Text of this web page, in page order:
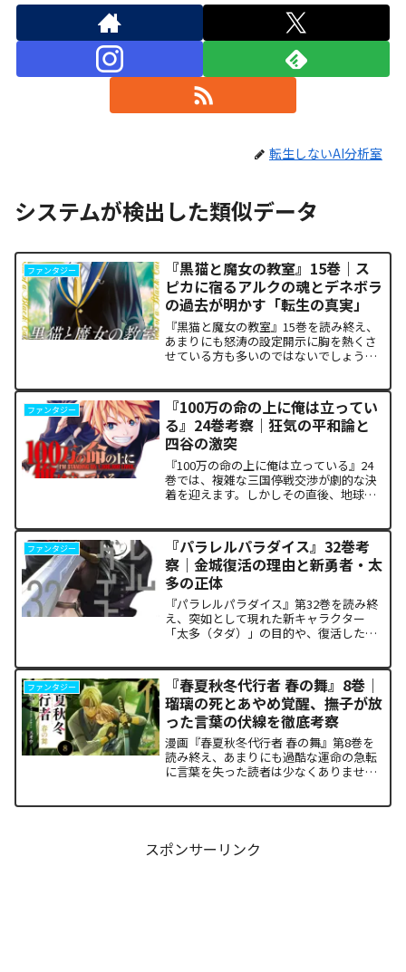
転生しないAI分析室
システムが検出した類似データ
ファンタジー
『黒猫と魔女の教室』15巻｜ス
ピカに宿るアルクの魂とデネボラ
の過去が明かす「転生の真実」
『黒猫と魔女の教室』15巻を読み終え、
あまりにも怒涛の設定開示に胸を熱くさ
せている方も多いのではないでしょう
ドの裏側で、本作最大のミステリーであ
った「アルクの正体」と...
ファンタジー
『100万の命の上に俺は立ってい
る』24巻考察｜狂気の平和論と
四谷の激突
『100万の命の上に俺は立っている』24
巻では、複雑な三国停戦交渉が劇的な決
着を迎えます。しかしその直後、地球を
ち塞がります。彼が主張する「狂気の平
和論」と四谷友助たち...
ファンタジー
『パラレルパラダイス』32巻考
察｜金城復活の理由と新勇者・太
多の正体
『パラレルパラダイス』第32巻を読み終
え、突如として現れた新キャラクター
「太多（タダ）」の目的や、復活した邪
あまりにも重く、今後の世界の行方が気
になっている方も多いはずで...
ファンタジー
『春夏秋冬代行者 春の舞』8巻｜
瑠璃の死とあやめ覚醒、撫子が放
った言葉の伏線を徹底考察
漫画『春夏秋冬代行者 春の舞』第8巻を
読み終え、あまりにも過酷な運命の急転
に言葉を失った読者は少なくありませ
スポンサーリンク